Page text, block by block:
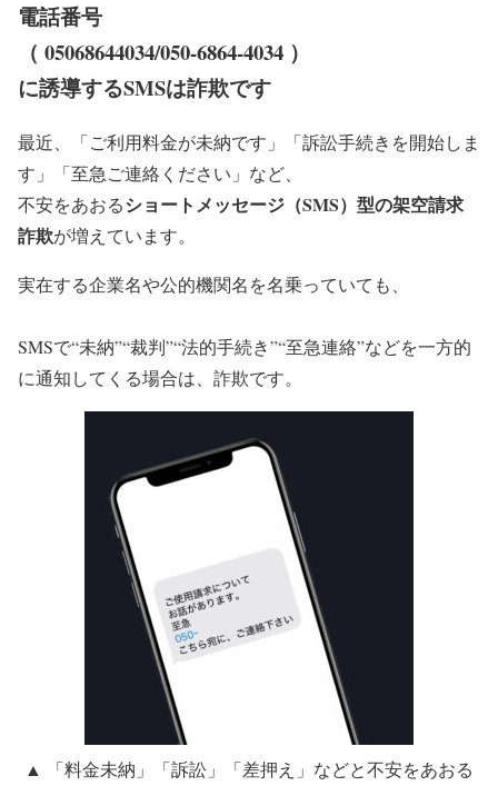
電話番号
（ 05068644034/050-6864-4034 ）
に誘導するSMSは詐欺です
最近、「ご利用料金が未納です」「訴訟手続きを開始しま
す」「至急ご連絡ください」など、
不安をあおるショートメッセージ（SMS）型の架空請求
詐欺が増えています。
実在する企業名や公的機関名を名乗っていても、
SMSで“未納”“裁判”“法的手続き”“至急連絡”などを一方的
に通知してくる場合は、詐欺です。
▲ 「料金未納」「訴訟」「差押え」などと不安をあおる